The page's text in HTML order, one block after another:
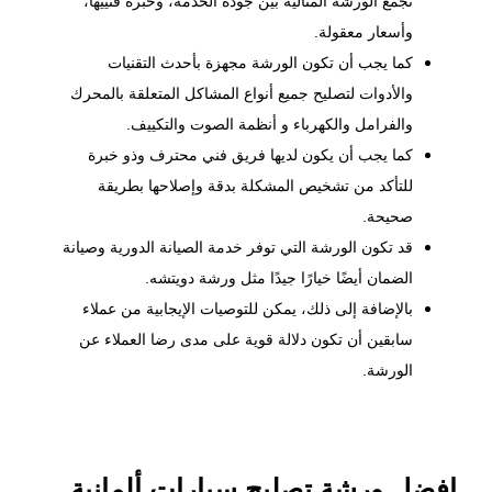
وأسعار معقولة.
كما يجب أن تكون الورشة مجهزة بأحدث التقنيات
والأدوات لتصليح جميع أنواع المشاكل المتعلقة بالمحرك
والفرامل والكهرباء و أنظمة الصوت والتكييف.
كما يجب أن يكون لديها فريق فني محترف وذو خبرة
للتأكد من تشخيص المشكلة بدقة وإصلاحها بطريقة
صحيحة.
قد تكون الورشة التي توفر خدمة الصيانة الدورية وصيانة
الضمان أيضًا خيارًا جيدًا مثل ورشة دويتشه.
بالإضافة إلى ذلك، يمكن للتوصيات الإيجابية من عملاء
سابقين أن تكون دلالة قوية على مدى رضا العملاء عن
الورشة.
افضل ورشة تصليح سيارات ألمانية